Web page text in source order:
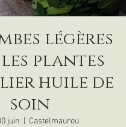
légères
plantes
huile de
soin
juin Castelmaurou